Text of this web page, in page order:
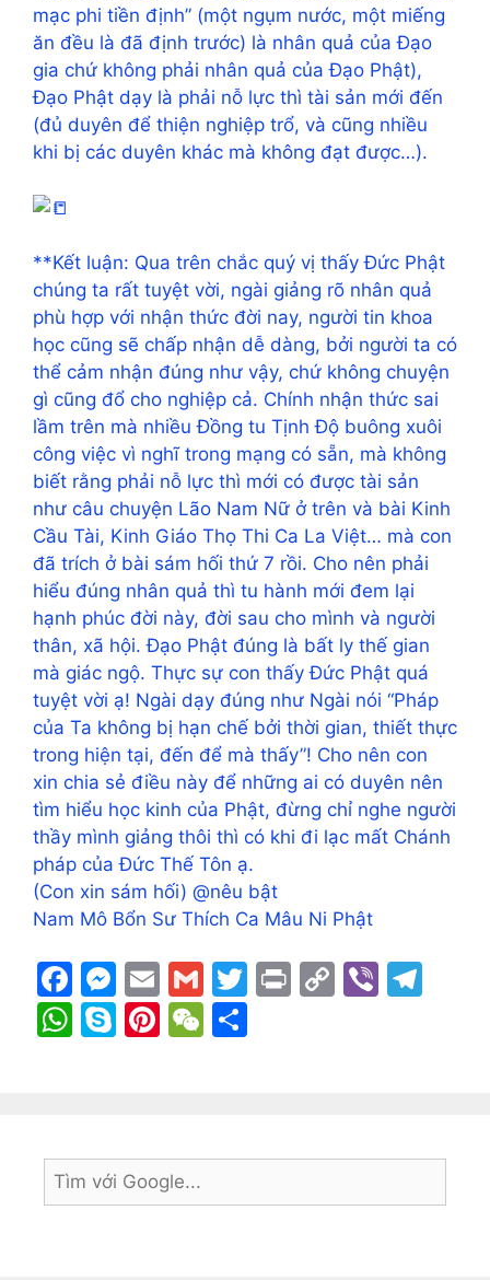
mạc phi tiền định” (một ngụm nước, một miếng
ăn đều là đã định trước) là nhân quả của Đạo
gia chứ không phải nhân quả của Đạo Phật),
Đạo Phật dạy là phải nỗ lực thì tài sản mới đến
(đủ duyên để thiện nghiệp trổ, và cũng nhiều
khi bị các duyên khác mà không đạt được…).
**Kết luận: Qua trên chắc quý vị thấy Đức Phật
chúng ta rất tuyệt vời, ngài giảng rõ nhân quả
phù hợp với nhận thức đời nay, người tin khoa
học cũng sẽ chấp nhận dễ dàng, bởi người ta có
thể cảm nhận đúng như vậy, chứ không chuyện
gì cũng đổ cho nghiệp cả. Chính nhận thức sai
lầm trên mà nhiều Đồng tu Tịnh Độ buông xuôi
công việc vì nghĩ trong mạng có sẵn, mà không
biết rằng phải nỗ lực thì mới có được tài sản
như câu chuyện Lão Nam Nữ ở trên và bài Kinh
Cầu Tài, Kinh Giáo Thọ Thi Ca La Việt… mà con
đã trích ở bài sám hối thứ 7 rồi. Cho nên phải
hiểu đúng nhân quả thì tu hành mới đem lại
hạnh phúc đời này, đời sau cho mình và người
thân, xã hội. Đạo Phật đúng là bất ly thế gian
mà giác ngộ. Thực sự con thấy Đức Phật quá
tuyệt vời ạ! Ngài dạy đúng như Ngài nói “Pháp
của Ta không bị hạn chế bởi thời gian, thiết thực
trong hiện tại, đến để mà thấy”! Cho nên con
xin chia sẻ điều này để những ai có duyên nên
tìm hiểu học kinh của Phật, đừng chỉ nghe người
thầy mình giảng thôi thì có khi đi lạc mất Chánh
pháp của Đức Thế Tôn ạ.
(Con xin sám hối) @nêu bật
Nam Mô Bổn Sư Thích Ca Mâu Ni Phật
F
a
c
o
o
M
e
s
n
g
E
m
ai
G
m
ai
T
Pr C
n
Vi
m
W
A
p
S
e
Pi
st
W
at